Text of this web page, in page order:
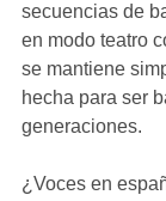
secuencias de
en modo teatro
se mantiene
hecha para ser
generaciones.
¿Voces en